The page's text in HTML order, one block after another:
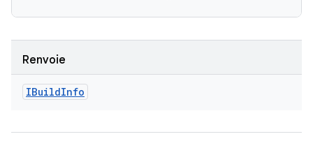
Renvoie
IBuildInfo